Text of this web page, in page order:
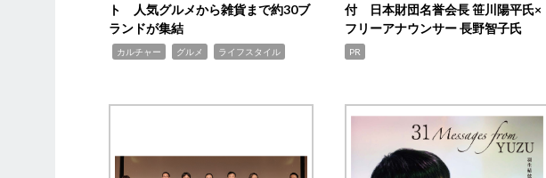
ト 人気グルメから雑貨まで約30ブ
ランドが集結
カルチャー グルメ ライフスタイル
付 日本財団名誉会長 笹川陽平氏×
フリーアナウンサー 長野智子氏
PR